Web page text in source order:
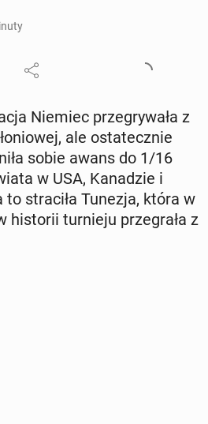
Niemiec prze­gry­wa­ła z
ale osta­tecz­nie
sobie awans do 1/16
w USA, Ka­na­dzie i
to stra­ci­ła Tunezja, która w
hi­sto­rii tur­nie­ju prze­gra­ła z